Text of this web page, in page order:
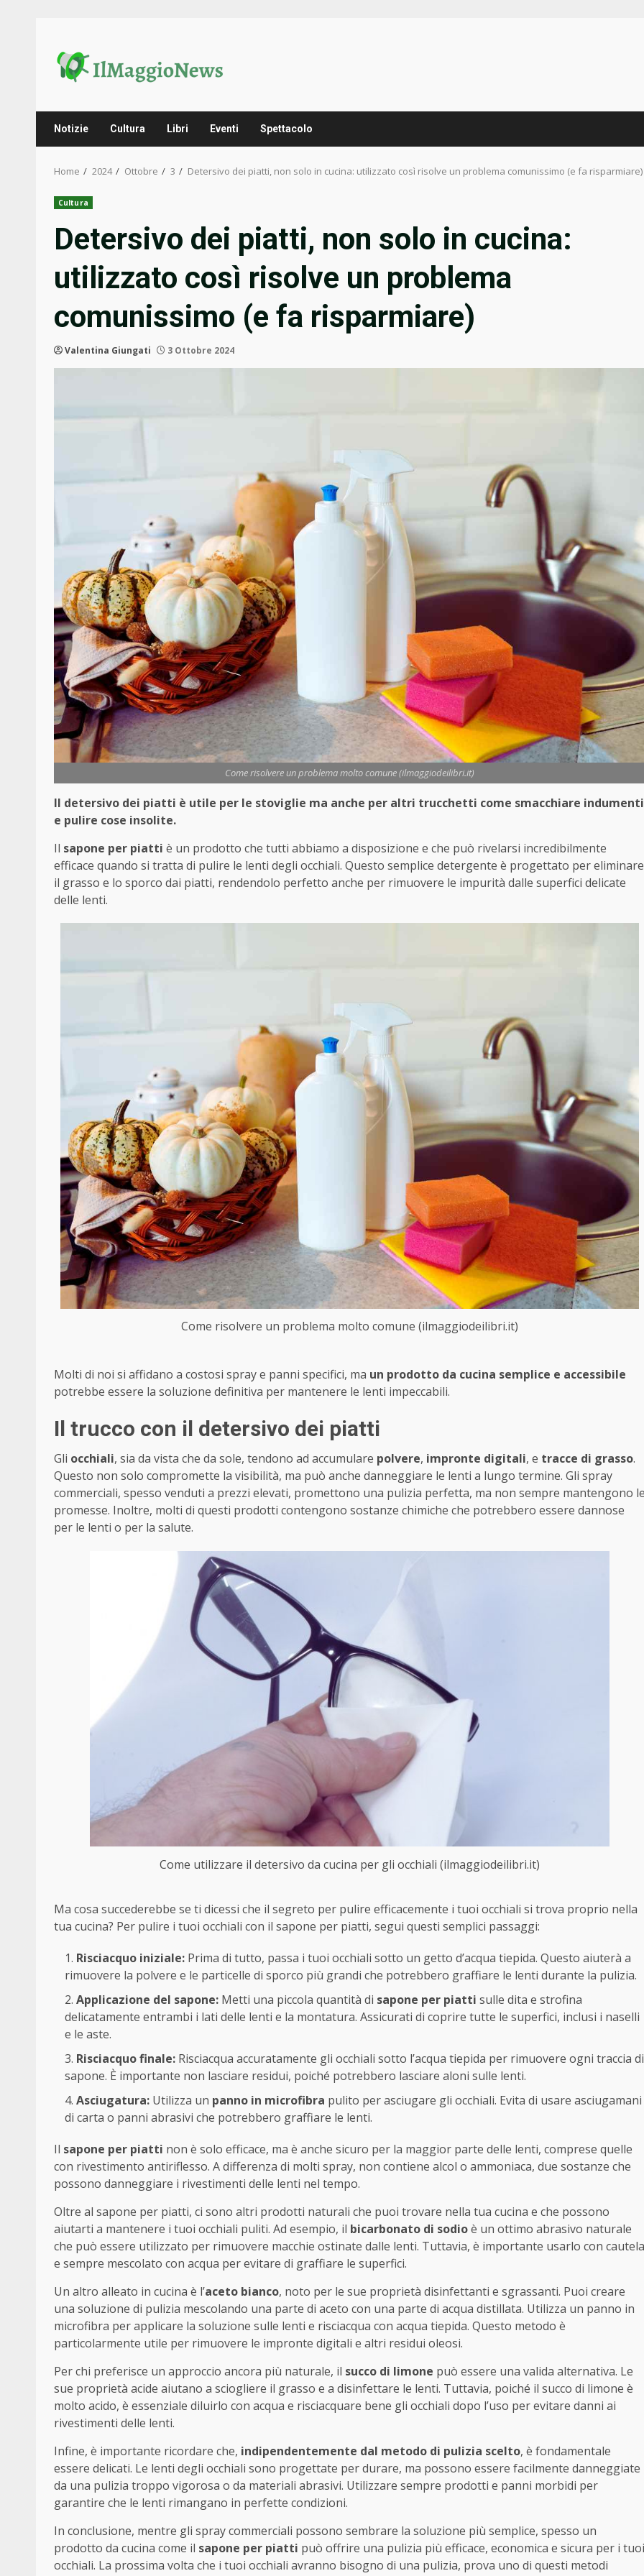
content
Notizie Cultura Libri Eventi Spettacolo
Home 2024 Ottobre 3 Detersivo dei piatti, non solo in cucina: utilizzato così risolve un problema comunissimo (e fa risparmiare)
Cultura
Detersivo dei piatti, non solo in cucina:
utilizzato così risolve un problema
comunissimo (e fa risparmiare)
Valentina Giungati 3 Ottobre 2024
Come risolvere un problema molto comune (ilmaggiodeilibri.it)
Il detersivo dei piatti è utile per le stoviglie ma anche per altri trucchetti come smacchiare indumenti
e pulire cose insolite.
Il sapone per piatti è un prodotto che tutti abbiamo a disposizione e che può rivelarsi incredibilmente
efficace quando si tratta di pulire le lenti degli occhiali. Questo semplice detergente è progettato per eliminare
il grasso e lo sporco dai piatti, rendendolo perfetto anche per rimuovere le impurità dalle superfici delicate
delle lenti.
Come risolvere un problema molto comune (ilmaggiodeilibri.it)
Molti di noi si affidano a costosi spray e panni specifici, ma un prodotto da cucina semplice e accessibile
potrebbe essere la soluzione definitiva per mantenere le lenti impeccabili.
Il trucco con il detersivo dei piatti
Gli occhiali, sia da vista che da sole, tendono ad accumulare polvere, impronte digitali, e tracce di grasso.
Questo non solo compromette la visibilità, ma può anche danneggiare le lenti a lungo termine. Gli spray
commerciali, spesso venduti a prezzi elevati, promettono una pulizia perfetta, ma non sempre mantengono
promesse. Inoltre, molti di questi prodotti contengono sostanze chimiche che potrebbero essere dannose
per le lenti o per la salute.
Come utilizzare il detersivo da cucina per gli occhiali (ilmaggiodeilibri.it)
Ma cosa succederebbe se ti dicessi che il segreto per pulire efficacemente i tuoi occhiali si trova proprio nella
tua cucina? Per pulire i tuoi occhiali con il sapone per piatti, segui questi semplici passaggi:
Risciacquo iniziale: Prima di tutto, passa i tuoi occhiali sotto un getto d’acqua tiepida. Questo aiuterà a
rimuovere la polvere e le particelle di sporco più grandi che potrebbero graffiare le lenti durante la pulizia.
Applicazione del sapone: Metti una piccola quantità di sapone per piatti sulle dita e strofina
delicatamente entrambi i lati delle lenti e la montatura. Assicurati di coprire tutte le superfici, inclusi i naselli
e le aste.
Risciacquo finale: Risciacqua accuratamente gli occhiali sotto l’acqua tiepida per rimuovere ogni traccia di
sapone. È importante non lasciare residui, poiché potrebbero lasciare aloni sulle lenti.
Asciugatura: Utilizza un panno in microfibra pulito per asciugare gli occhiali. Evita di usare asciugamani
di carta o panni abrasivi che potrebbero graffiare le lenti.
Il sapone per piatti non è solo efficace, ma è anche sicuro per la maggior parte delle lenti, comprese quelle
con rivestimento antiriflesso. A differenza di molti spray, non contiene alcol o ammoniaca, due sostanze che
possono danneggiare i rivestimenti delle lenti nel tempo.
Oltre al sapone per piatti, ci sono altri prodotti naturali che puoi trovare nella tua cucina e che possono
aiutarti a mantenere i tuoi occhiali puliti. Ad esempio, il bicarbonato di sodioè un ottimo abrasivo naturale
che può essere utilizzato per rimuovere macchie ostinate dalle lenti. Tuttavia, è importante usarlo con cautela
e sempre mescolato con acqua per evitare di graffiare le superfici.
Un altro alleato in cucina è l’aceto bianco, noto per le sue proprietà disinfettanti e sgrassanti. Puoi creare
una soluzione di pulizia mescolando una parte di aceto con una parte di acqua distillata. Utilizza un panno in
microfibra per applicare la soluzione sulle lenti e risciacqua con acqua tiepida. Questo metodo è
particolarmente utile per rimuovere le impronte digitali e altri residui oleosi.
Per chi preferisce un approccio ancora più naturale, il succo di limone può essere una valida alternativa. Le
sue proprietà acide aiutano a sciogliere il grasso e a disinfettare le lenti. Tuttavia, poiché il succo di limone è
molto acido, è essenziale diluirlo con acqua e risciacquare bene gli occhiali dopo l’uso per evitare danni ai
rivestimenti delle lenti.
Infine, è importante ricordare che, indipendentemente dal metodo di pulizia scelto, è fondamentale
essere delicati. Le lenti degli occhiali sono progettate per durare, ma possono essere facilmente danneggiate
da una pulizia troppo vigorosa o da materiali abrasivi. Utilizzare sempre prodotti e panni morbidi per
garantire che le lenti rimangano in perfette condizioni.
In conclusione, mentre gli spray commerciali possono sembrare la soluzione più semplice, spesso un
prodotto da cucina come il sapone per piatti può offrire una pulizia più efficace, economica e sicura per i tuoi
occhiali. La prossima volta che i tuoi occhiali avranno bisogno di una pulizia, prova uno di questi metodi